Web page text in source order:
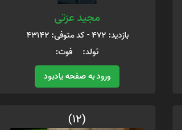
مجید عزتی
بازدید: 472 - کد متوفی: 43142
تولد: فوت:
ورود به صفحه یادبود
(12)